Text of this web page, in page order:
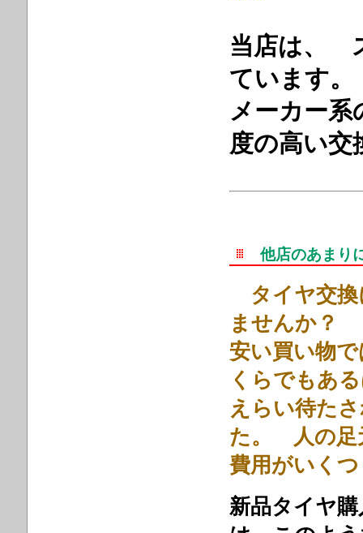
当店は、
ています。
メーカー
度の高い
他店のあまり
タイヤ交
ませんか？
安い買い物
くらでもあ
えらい待た
た。 人の足
費用がいく
新品タイヤ